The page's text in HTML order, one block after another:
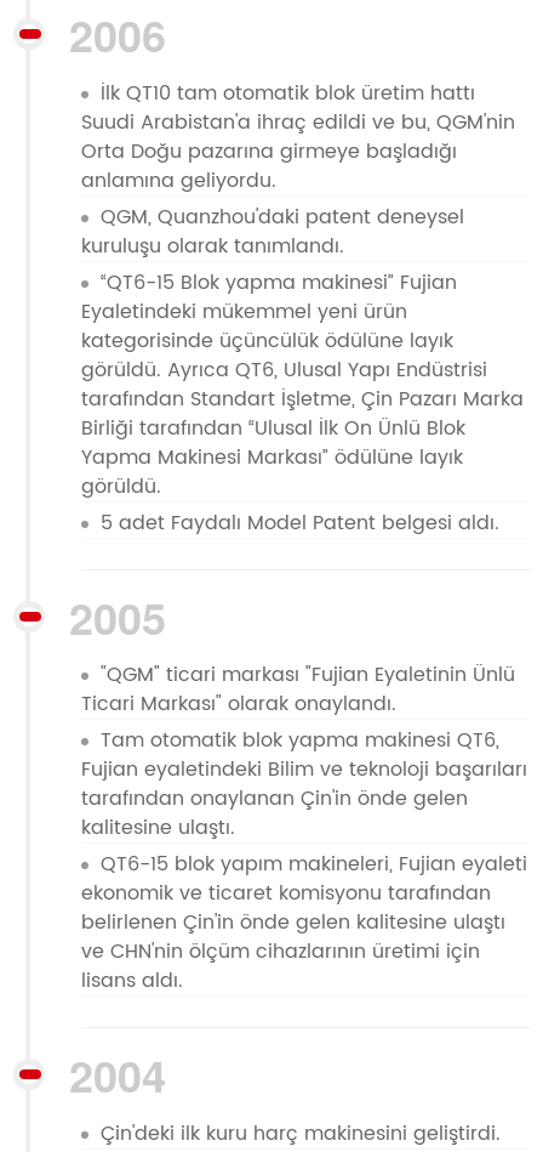
2006
İlk QT10 tam otomatik blok üretim hattı
Suudi Arabistan'a ihraç edildi ve bu, QGM'nin
Orta Doğu pazarına girmeye başladığı
anlamına geliyordu.
QGM, Quanzhou'daki patent deneysel
kuruluşu olarak tanımlandı.
“QT6-15 Blok yapma makinesi” Fujian
Eyaletindeki mükemmel yeni ürün
kategorisinde üçüncülük ödülüne layık
görüldü. Ayrıca QT6, Ulusal Yapı Endüstrisi
tarafından Standart İşletme, Çin Pazarı Marka
Birliği tarafından “Ulusal İlk On Ünlü Blok
Yapma Makinesi Markası” ödülüne layık
görüldü.
5 adet Faydalı Model Patent belgesi aldı.
2005
"QGM" ticari markası "Fujian Eyaletinin Ünlü
Ticari Markası" olarak onaylandı.
Tam otomatik blok yapma makinesi QT6,
Fujian eyaletindeki Bilim ve teknoloji başarıları
tarafından onaylanan Çin'in önde gelen
kalitesine ulaştı.
QT6-15 blok yapım makineleri, Fujian eyaleti
ekonomik ve ticaret komisyonu tarafından
belirlenen Çin'in önde gelen kalitesine ulaştı
ve CHN'nin ölçüm cihazlarının üretimi için
lisans aldı.
2004
Çin'deki ilk kuru harç makinesini geliştirdi.